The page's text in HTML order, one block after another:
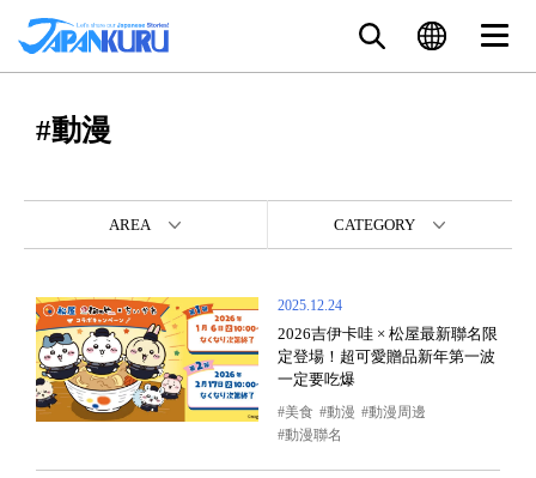
#動漫
AREA CATEGORY
2025.12.24
2026吉伊卡哇 × 松屋最新聯名限
定登場！超可愛贈品新年第一波
一定要吃爆
美食 動漫
動漫周邊
動漫聯名